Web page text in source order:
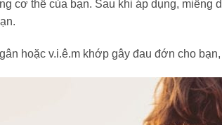
cơ thể của bạn. Sau khi áp dụng,
hoặc v.i.ê.m khớp gây đau đớn cho